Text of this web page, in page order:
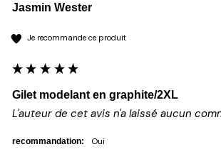
Jasmin Wester
Je recommande ce produit
Gilet modelant en graphite/2XL
L'auteur de cet avis n'a laissé aucun
recommandation: oui